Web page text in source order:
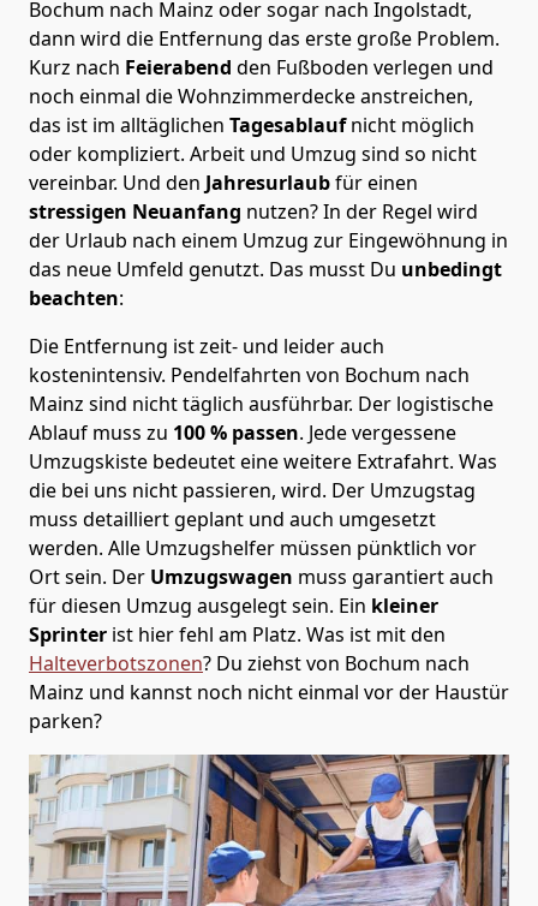
Bochum nach Mainz oder sogar nach Ingolstadt,
dann wird die Entfernung das erste große Problem.
Kurz nach Feierabend den Fußboden verlegen und
noch einmal die Wohnzimmerdecke anstreichen,
das ist im alltäglichen Tagesablaufnicht möglich
oder kompliziert. Arbeit und Umzug sind so nicht
vereinbar. Und den Jahresurlaubfür einen
stressigen Neuanfang nutzen? In der Regel wird
der Urlaub nach einem Umzug zur Eingewöhnung in
das neue Umfeld genutzt. Das musst Du unbedingt
beachten:
Die Entfernung ist zeit- und leider auch
kostenintensiv. Pendelfahrten von Bochum nach
Mainz sind nicht täglich ausführbar. Der logistische
Ablauf muss zu 100 % passen. Jede vergessene
Umzugskiste bedeutet eine weitere Extrafahrt. Was
die bei uns nicht passieren, wird. Der Umzugstag
muss detailliert geplant und auch umgesetzt
werden. Alle Umzugshelfer müssen pünktlich vor
Ort sein. Der Umzugswagen muss garantiert auch
für diesen Umzug ausgelegt sein. Ein kleiner
Sprinter ist hier fehl am Platz. Was ist mit den
Halteverbotszonen? Du ziehst von Bochum nach
Mainz und kannst noch nicht einmal vor der Haustür
parken?